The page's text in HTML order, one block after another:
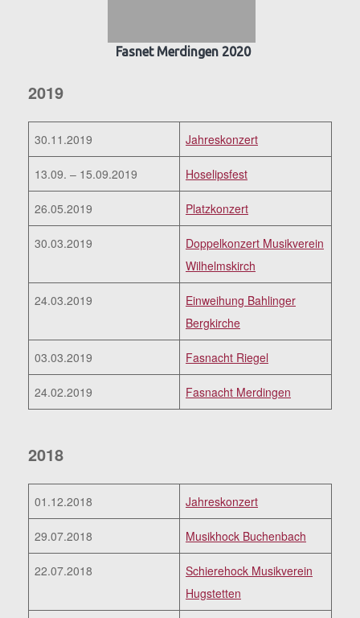
Fasnet Merdingen 2020
2019
30.11.2019 Jahreskonzert
13.09. – 15.09.2019 Hoselipsfest
26.05.2019 Platzkonzert
30.03.2019
Doppelkonzert Musikverein
Wilhelmskirch
24.03.2019
Einweihung Bahlinger
Bergkirche
03.03.2019 Fasnacht Riegel
24.02.2019 Fasnacht Merdingen
2018
01.12.2018 Jahreskonzert
29.07.2018 Musikhock Buchenbach
22.07.2018
Schierehock Musikverein
Hugstetten